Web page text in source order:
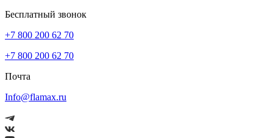
Бесплатный звонок
+7 800 200 62 70
+7 800 200 62 70
Почта
Info@flamax.ru